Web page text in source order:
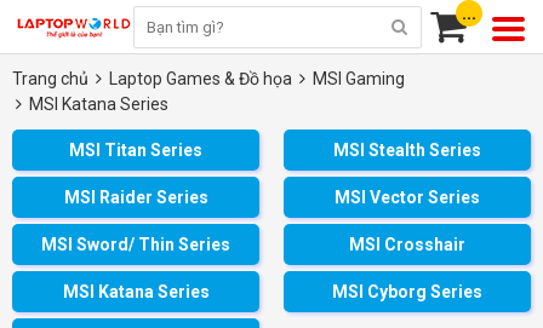
...
Trang chủ Laptop Games & Đồ họa
MSI Gaming
MSI Katana Series
MSI Titan Series MSI Stealth Series
MSI Raider Series MSI Vector Series
MSI Sword/ Thin Series MSI Crosshair
MSI Katana Series MSI Cyborg Series